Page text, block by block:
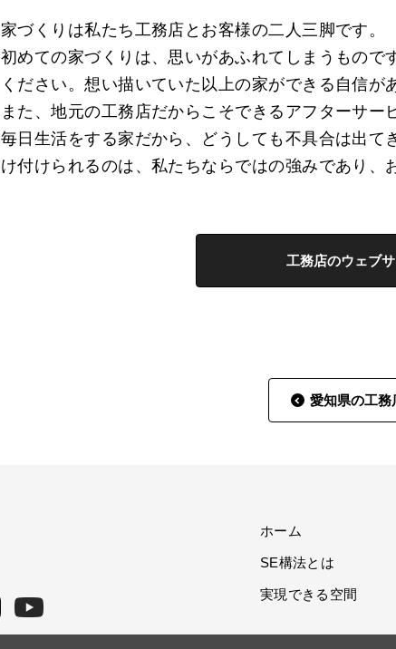
家づくりは私たち工務店とお客様の二人三脚です。
初めての家づくりは、思いがあふれてしまうもの
ください。想い描いていた以上の家ができる自信が
また、地元の工務店だからこそできるアフターサー
毎日生活をする家だから、どうしても不具合は出
け付けられるのは、私たちならではの強みであり、
工務店のウェブ
愛知県の工務
ホーム
SE構法とは
実現できる空間